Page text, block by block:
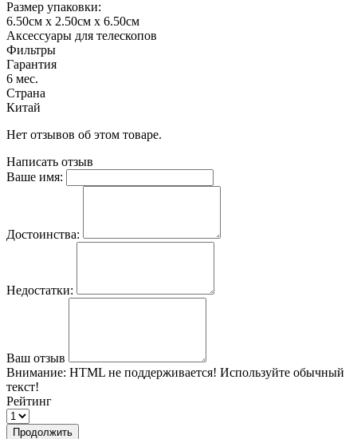
Размер упаковки:
6.50см x 2.50см x 6.50см
Аксессуары для телескопов
Фильтры
Гарантия
6 мес.
Страна
Китай
Нет отзывов об этом товаре.
Написать отзыв
Ваше имя:
Достоинства:
Недостатки:
Ваш отзыв
Внимание: HTML не поддерживается! Используйте обычный
текст!
Рейтинг
Продолжить